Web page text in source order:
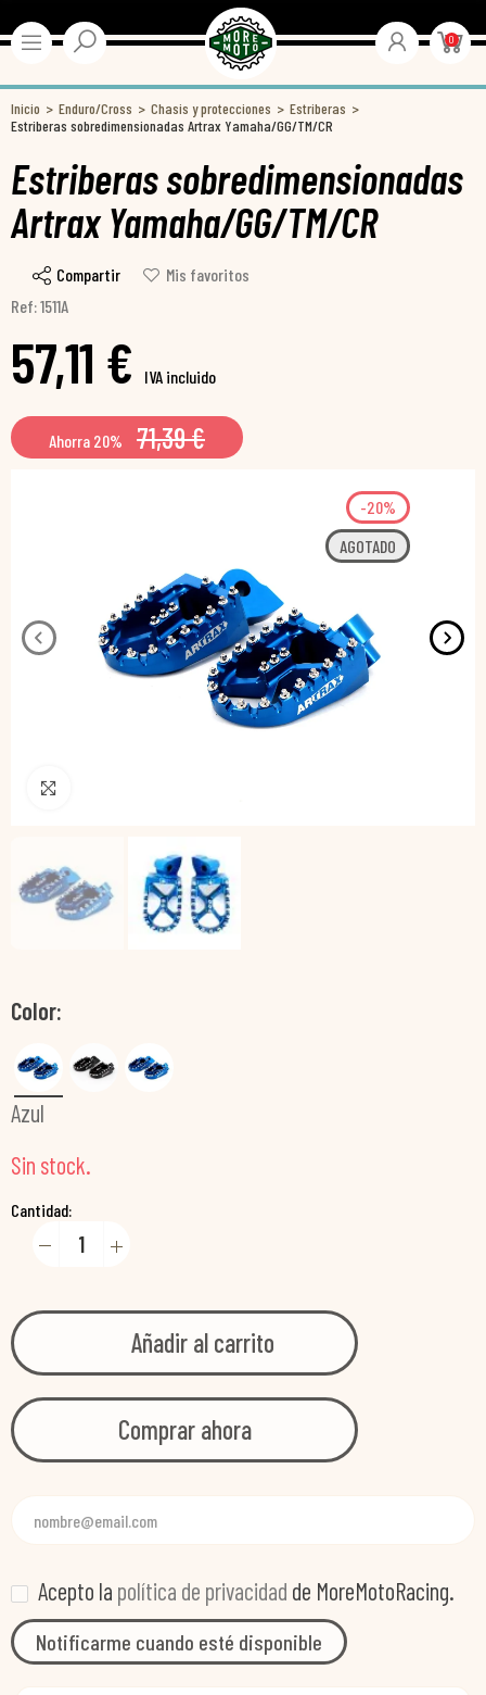
0
Inicio Enduro/Cross Chasis y protecciones
Estriberas
Estriberas sobredimensionadas Artrax Yamaha/GG/TM/CR
Estriberas sobredimensionadas
Artrax Yamaha/GG/TM/CR
Compartir
Mis favoritos
Ref: 1511A
57,11 € IVA incluido
Ahorra 20% 71,39 €
-20%
AGOTADO
Color
Azul
Sin stock.
Cantidad:
Añadir al carrito
Comprar ahora
Acepto la política de privacidad de MoreMotoRacing.
Notificarme cuando esté disponible